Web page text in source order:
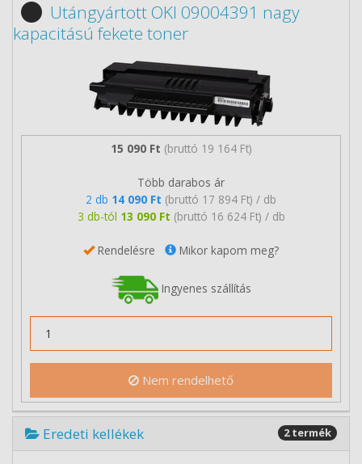
Utángyártott OKI 09004391 nagy
kapacitású fekete toner
15 090 Ft (bruttó 19 164 Ft)
Több darabos ár
2 db 14 090 Ft (bruttó 17 894 Ft) / db
3 db-tól 13 090 Ft (bruttó 16 624 Ft) / db
Rendelésre Mikor kapom meg?
Ingyenes szállítás
Nem rendelhető
Eredeti kellékek 2 termék